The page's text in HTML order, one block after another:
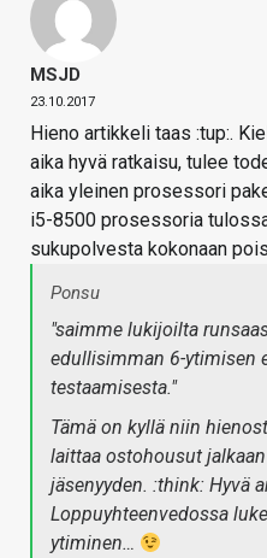
MSJD
23.10.2017
Hieno artikkeli taas :tup:.
aika hyvä ratkaisu, tulee
aika yleinen prosessori
i5-8500 prosessoria
sukupolvesta kokonaan
Ponsu
"saimme lukijoilta
edullisimman 6-ytimisen
testaamisesta."
Tämä on kyllä niin
laittaa ostohousut
jäsenyyden. :think: Hyvä
Loppuyhteenvedossa
ytiminen…